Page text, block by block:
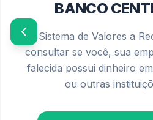
PIS/
Confira o calendário
requisitos atualizados
salarial diretamente no